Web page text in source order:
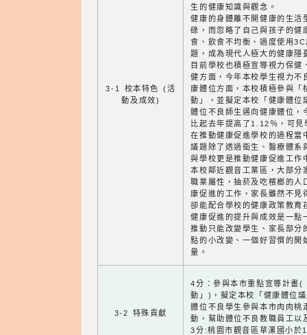
3-1 校本特色 (活
動及成效)
生的健康知識與觀念。
健康的身體離不開健康的生活
碌，而忽略了自己與孩子的健
食、飲食不均衡、過度使用
題，成為現代人極大的健康隱
目前學校也積極宣導視力保
健方面，今年本校學生視力
康體位方面，本校積極參與
動」，並擬定本校「健康體位
體位不良師生邁向健康體位
比起去年提高了1.12％，可
在推動健康促進學校的過程當
議題除了透過衛生、醫療體系
與學校更是推動健康促進工作
本校鄰近觀音工業區，大部分
職業屬性，抽菸及吃檳榔的人
康促進的工作，家長雖然不
卻能配合學校的健康政策教育
健康促進的提升與成效是一點
推動只能改變學生、家長部分
點的小改變、一個好習慣的開
量。
3-2 特殊貢獻
4分：參與本市重點宣導計畫
動」)，擬定本校「健康體位
體位不良學生參與本市肉肉桃
動，幫助體位不良教職員工以
3分:桃園市觀音區草漯國小於